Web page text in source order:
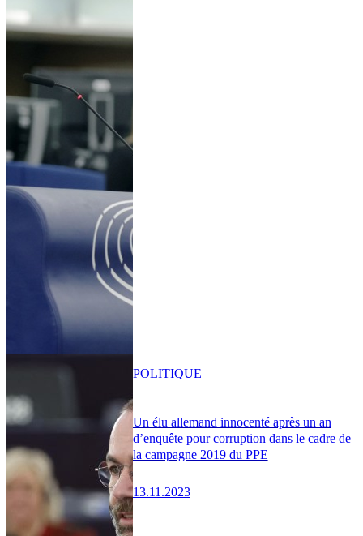
Un élu allemand innocenté après un an
d’enquête pour corruption dans le cadre de
la campagne 2019 du PPE
13.11.2023
POLITIQUE